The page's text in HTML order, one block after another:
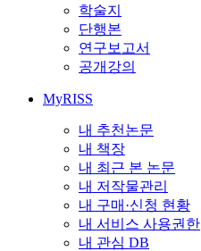
학술지
단행본
연구보고서
공개강의
MyRISS
내 추천논문
내 책장
내 최근 본 논문
내 저작물관리
내 구매·신청 현황
내 서비스 사용권한
내 관심 DB